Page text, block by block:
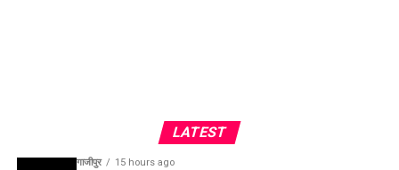
LATEST
गाजीपुर 15 hours ago